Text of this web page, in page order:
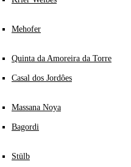
Mehofer
Quinta da Amoreira da Torre
Casal dos Jordôes
Massana Noya
Bagordi
Stülb